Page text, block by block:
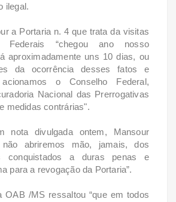
ilegal.
a Portaria n. 4 que trata da visitas
Federais “chegou ano nosso
aproximadamente uns 10 dias, ou
da ocorrência desses fatos e
acionamos o Conselho Federal,
Nacional das Prerrogativas
medidas contrárias".
nota divulgada ontem, Mansour
abriremos mão, jamais, dos
conquistados a duras penas e
para a revogação da Portaria”.
OAB /MS ressaltou “que em todos